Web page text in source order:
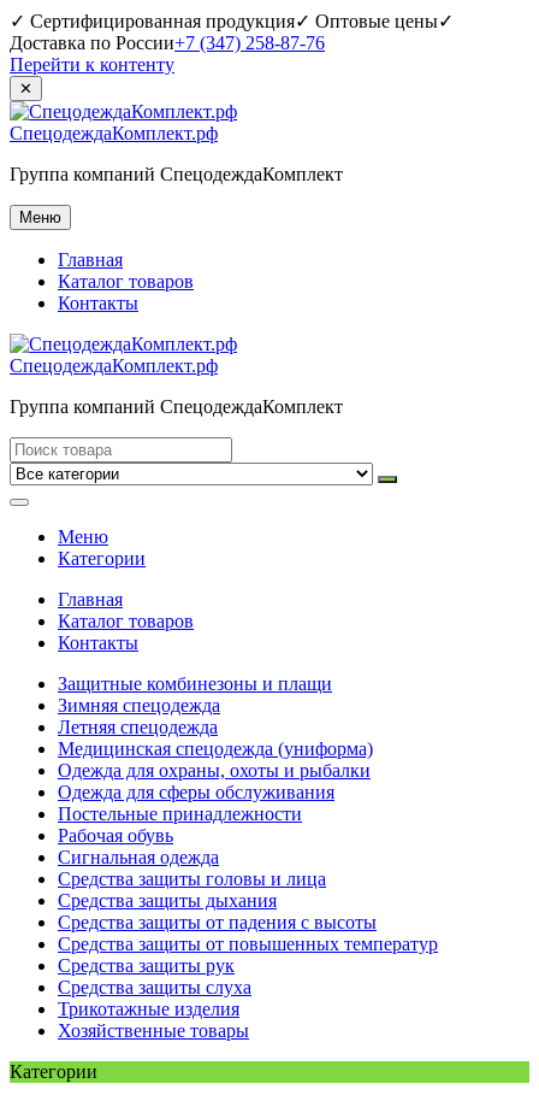
✓ Сертифицированная продукция✓ Оптовые цены✓
Доставка по России+7 (347) 258-87-76
Перейти к контенту
✕
СпецодеждаКомплект.рф
Группа компаний СпецодеждаКомплект
Меню
Главная
Каталог товаров
Контакты
СпецодеждаКомплект.рф
Группа компаний СпецодеждаКомплект
Меню
Категории
Главная
Каталог товаров
Контакты
Защитные комбинезоны и плащи
Зимняя спецодежда
Летняя спецодежда
Медицинская спецодежда (униформа)
Одежда для охраны, охоты и рыбалки
Одежда для сферы обслуживания
Постельные принадлежности
Рабочая обувь
Сигнальная одежда
Средства защиты головы и лица
Средства защиты дыхания
Средства защиты от падения с высоты
Средства защиты от повышенных температур
Средства защиты рук
Средства защиты слуха
Трикотажные изделия
Хозяйственные товары
Категории